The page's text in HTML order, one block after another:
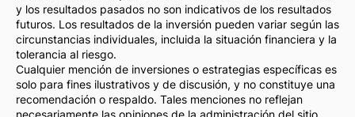
y los resultados pasados no son indicativos de los resultados
futuros. Los resultados de la inversión pueden variar según las
circunstancias individuales, incluida la situación financiera y la
tolerancia al riesgo.
Cualquier mención de inversiones o estrategias específicas es
solo para fines ilustrativos y de discusión, y no constituye una
recomendación o respaldo. Tales menciones no reflejan
necesariamente las opiniones de la administración del sitio